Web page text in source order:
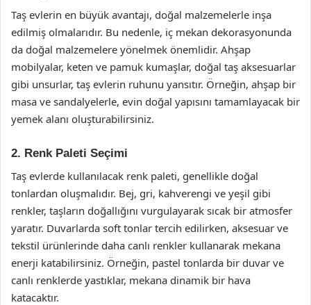
Taş evlerin en büyük avantajı, doğal malzemelerle inşa
edilmiş olmalarıdır. Bu nedenle, iç mekan dekorasyonunda
da doğal malzemelere yönelmek önemlidir. Ahşap
mobilyalar, keten ve pamuk kumaşlar, doğal taş aksesuarlar
gibi unsurlar, taş evlerin ruhunu yansıtır. Örneğin, ahşap bir
masa ve sandalyelerle, evin doğal yapısını tamamlayacak bir
yemek alanı oluşturabilirsiniz.
2. Renk Paleti Seçimi
Taş evlerde kullanılacak renk paleti, genellikle doğal
tonlardan oluşmalıdır. Bej, gri, kahverengi ve yeşil gibi
renkler, taşların doğallığını vurgulayarak sıcak bir atmosfer
yaratır. Duvarlarda soft tonlar tercih edilirken, aksesuar ve
tekstil ürünlerinde daha canlı renkler kullanarak mekana
enerji katabilirsiniz. Örneğin, pastel tonlarda bir duvar ve
canlı renklerde yastıklar, mekana dinamik bir hava
katacaktır.